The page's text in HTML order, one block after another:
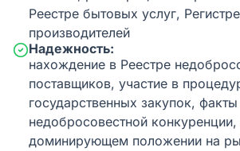
Реестре бытовых услуг, Регистре
производителей
Надежность:
нахождение в Реестре
поставщиков, участие в
государственных закупок, факты
недобросовестной
доминирующем положении на